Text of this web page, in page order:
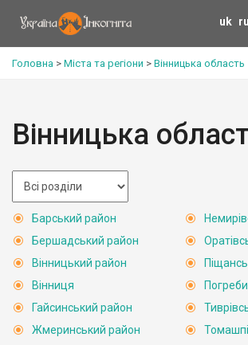
uk ru
Головна > Міста та регіони > Вінницька область
Вінницька
Барський район
Бершадський район
Вінницький район
Вінниця
Гайсинський район
Жмеринський район